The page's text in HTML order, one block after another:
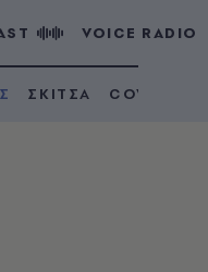
VOICE RADIO
ΣΚΙΤΣΑ COVID 19